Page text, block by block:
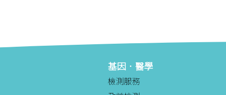
基因．醫學
檢測服務